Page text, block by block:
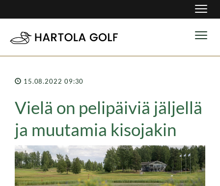
15.08.2022 09:30
Vielä on pelipäiviä jäljellä
ja muutamia kisojakin